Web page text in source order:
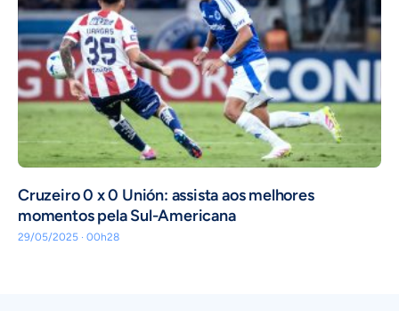
Cruzeiro 0 x 0 Unión: assista aos melhores
momentos pela Sul-Americana
29/05/2025 · 00h28